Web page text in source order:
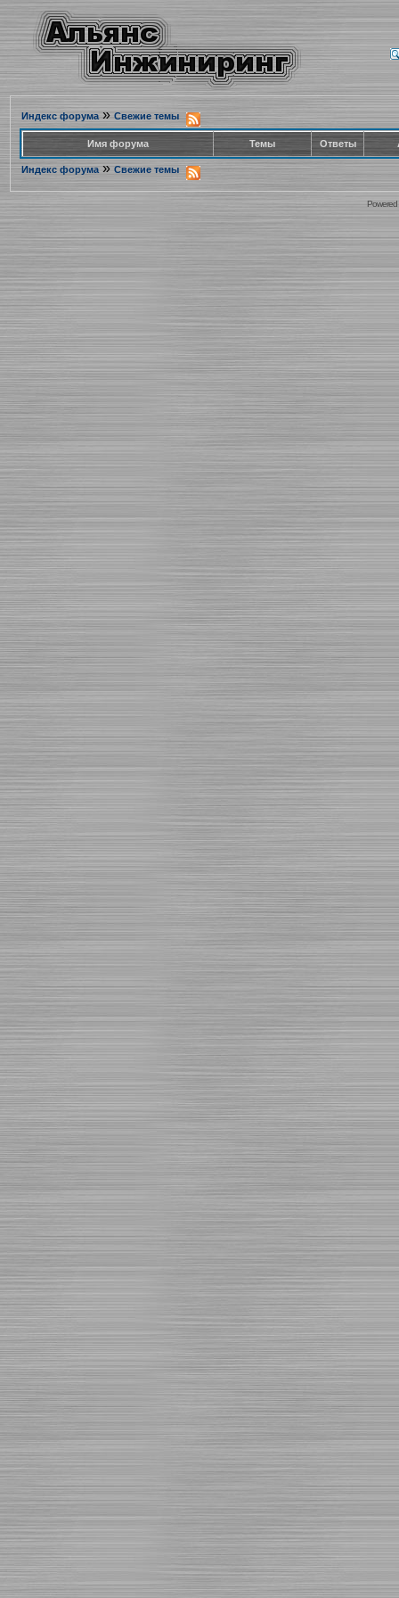
Индекс форума» Свежие темы
Имя форума Темы Ответы
Индекс форума » Свежие темы